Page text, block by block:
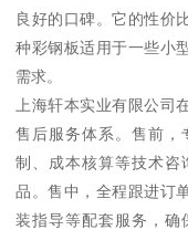
良好的口碑。它的性价
种彩钢板适用于一些小
需求。
上海轩本实业有限公司
售后服务体系。售前，
制、成本核算等技术
品。售中，全程跟进订
装指导等配套服务，确